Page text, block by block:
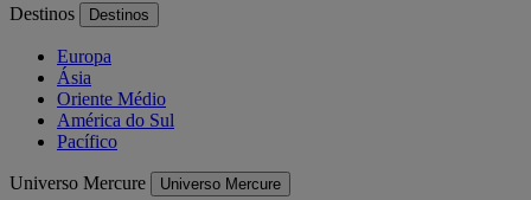
Destinos Destinos
Europa
Ásia
Oriente Médio
América do Sul
Pacífico
Universo Mercure Universo Mercure